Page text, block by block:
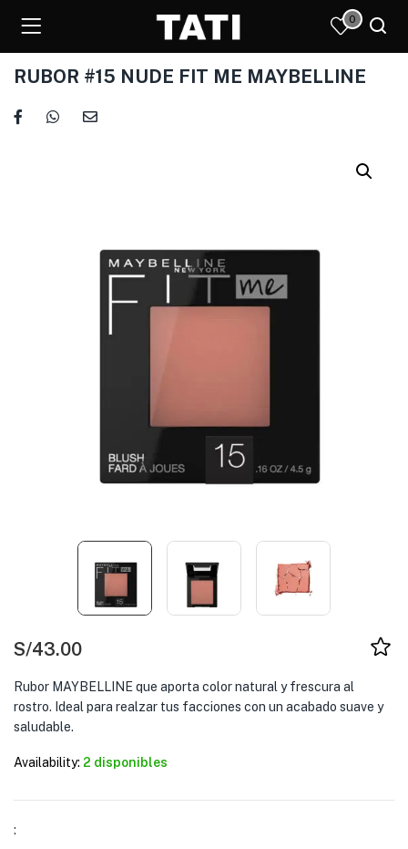
0
RUBOR #15 NUDE FIT ME MAYBELLINE
S/43.00
Rubor MAYBELLINE que aporta color natural y frescura al
rostro. Ideal para realzar tus facciones con un acabado suave y
saludable.
Availability: 2 disponibles
: